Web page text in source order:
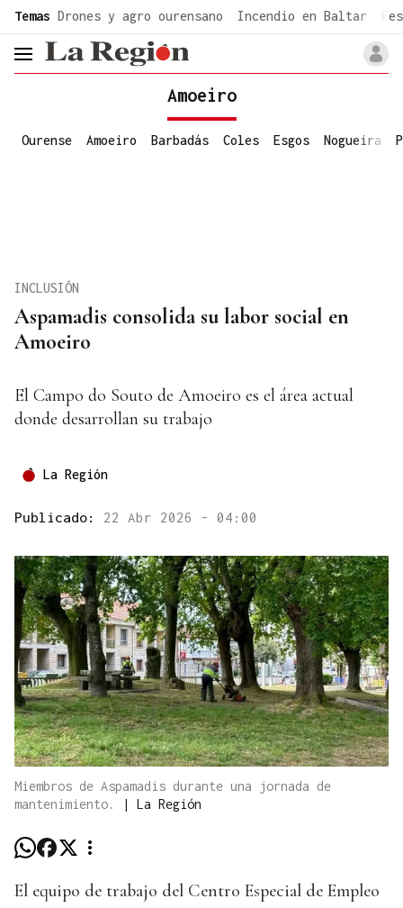
Temas Drones y agro ourensano Incendio en Baltar
header.menu.open
Amoeiro
Ourense Amoeiro Barbadás Coles Esgos Nogueira
Aspamadis consolida su labor social en
Amoeiro
INCLUSIÓN
El Campo do Souto de Amoeiro es el área actual
donde desarrollan su trabajo
La Región
Publicado: 22 Abr 2026 - 04:00
Miembros de Aspamadis durante una jornada de
mantenimiento.
| La Región
El equipo de trabajo del Centro Especial de Empleo